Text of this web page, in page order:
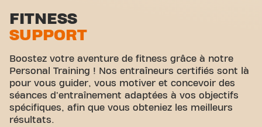
rejoignent.
Zone d'étirement
Cyclisme virtuel
Visite guidée
FITNESS
SUPPORT
Boostez votre aventure de fitness grâce à notre
Personal Training ! Nos entraîneurs certifiés sont là
pour vous guider, vous motiver et concevoir des
séances d'entraînement adaptées à vos objectifs
spécifiques, afin que vous obteniez les meilleurs
résultats.